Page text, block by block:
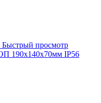
Быстрый просмотр
190х140х70мм IP56